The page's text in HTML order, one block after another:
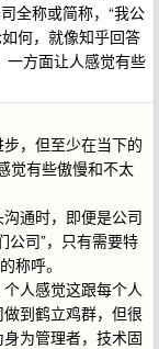
全称或简称，“我公
何，就像知乎回答
一方面让人感觉有些
，但至少在当下的
觉有些傲慢和不太
通时，即便是公司
公司”，只有需要特
称呼。
人感觉这跟每个人
到鹤立鸡群，但很
为管理者，技术固